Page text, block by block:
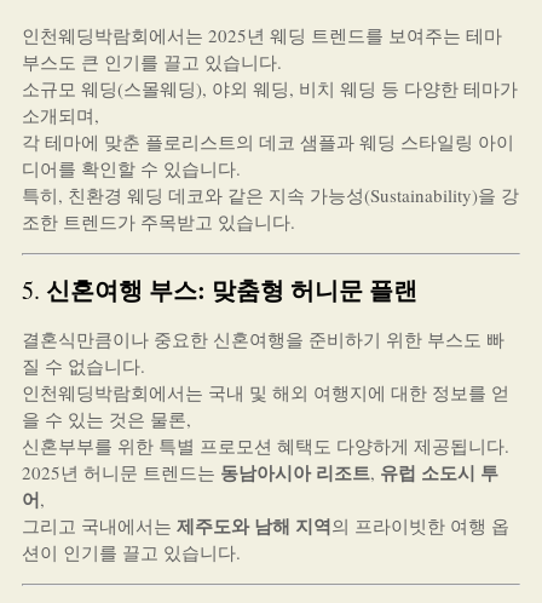
인천웨딩박람회에서는 2025년 웨딩 트렌드를 보여주는 테마
부스도 큰 인기를 끌고 있습니다.
소규모 웨딩(스몰웨딩), 야외 웨딩, 비치 웨딩 등 다양한 테마가
소개되며,
각 테마에 맞춘 플로리스트의 데코 샘플과 웨딩 스타일링 아이
디어를 확인할 수 있습니다.
특히, 친환경 웨딩 데코와 같은 지속 가능성(Sustainability)을 강
조한 트렌드가 주목받고 있습니다.
5. 신혼여행 부스: 맞춤형 허니문 플랜
결혼식만큼이나 중요한 신혼여행을 준비하기 위한 부스도 빠
질 수 없습니다.
인천웨딩박람회에서는 국내 및 해외 여행지에 대한 정보를 얻
을 수 있는 것은 물론,
신혼부부를 위한 특별 프로모션 혜택도 다양하게 제공됩니다.
2025년 허니문 트렌드는 동남아시아 리조트, 유럽 소도시 투
어,
그리고 국내에서는 제주도와 남해 지역의 프라이빗한 여행 옵
션이 인기를 끌고 있습니다.